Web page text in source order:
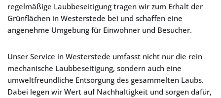
regelmäßige Laubbeseitigung tragen wir zum Erhalt der
Grünflächen in Westerstede bei und schaffen eine
angenehme Umgebung für Einwohner und Besucher.
Unser Service in Westerstede umfasst nicht nur die rein
mechanische Laubbeseitigung, sondern auch eine
umweltfreundliche Entsorgung des gesammelten Laubs.
Dabei legen wir Wert auf Nachhaltigkeit und sorgen dafür,